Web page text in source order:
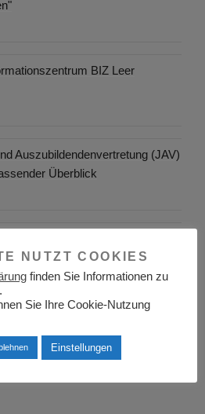
BIZ Leer
Auszubildendenvertretung (JAV)
Überblick
Fähigkeiten
NUTZT COOKIES
finden Sie Informationen zu
Sie Ihre Cookie-Nutzung
Einstellungen